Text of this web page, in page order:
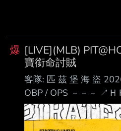
爆 [LIVE](MLB)
寶銜命討賊
客隊: 匹 茲 堡 海 盜
OBP / OPS －－－ ↗
(L) 1B .291 / .390 /
Lowe (L) 2B .253 /